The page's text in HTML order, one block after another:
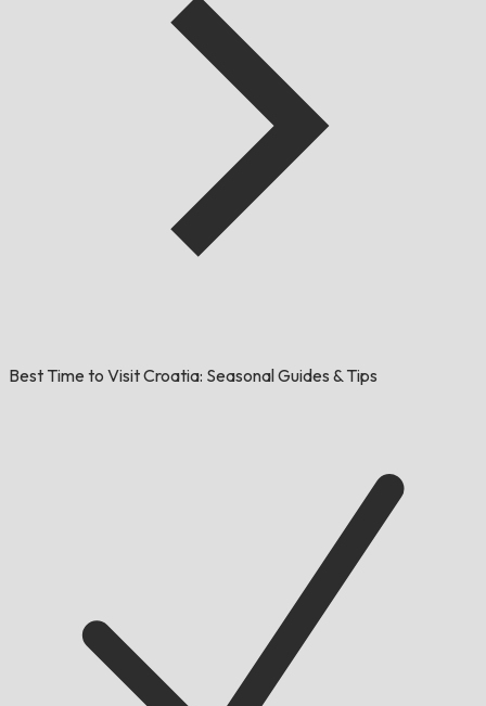
Best Time to Visit Croatia: Seasonal Guides & Tips